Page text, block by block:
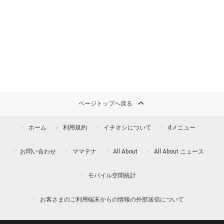
ページトップへ戻る
ホーム 利用規約 イチオシについて dメニュー
お問い合わせ ママテナ All About All About ニュース
モバイル空間統計
お客さまのご利用端末からの情報の外部送信について